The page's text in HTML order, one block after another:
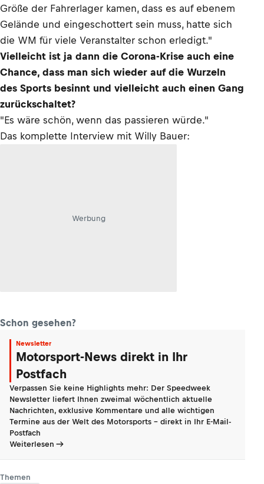
Größe der Fahrerlager kamen, dass es auf ebenem
Gelände und eingeschottert sein muss, hatte sich
die WM für viele Veranstalter schon erledigt."
Vielleicht ist ja dann die Corona-Krise auch eine
Chance, dass man sich wieder auf die Wurzeln
des Sports besinnt und vielleicht auch einen Gang
zurückschaltet?
"Es wäre schön, wenn das passieren würde."
Das komplette Interview mit Willy Bauer:
Werbung
Schon gesehen?
Newsletter
Motorsport-News direkt in Ihr
Postfach
Verpassen Sie keine Highlights mehr: Der Speedweek
Newsletter liefert Ihnen zweimal wöchentlich aktuelle
Nachrichten, exklusive Kommentare und alle wichtigen
Termine aus der Welt des Motorsports - direkt in Ihr E-Mail-
Postfach
Weiterlesen
Themen